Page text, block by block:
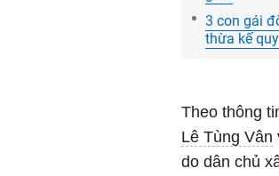
3 con gái
thừa kế
Theo thông
Lê Tùng Vân
do dân chủ